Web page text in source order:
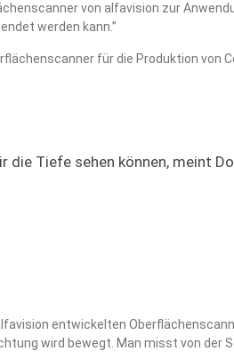
von alfavision zur
werden kann.”
für die Produktion von
die Tiefe sehen können, meint
entwickelten
wird bewegt. Man misst von der